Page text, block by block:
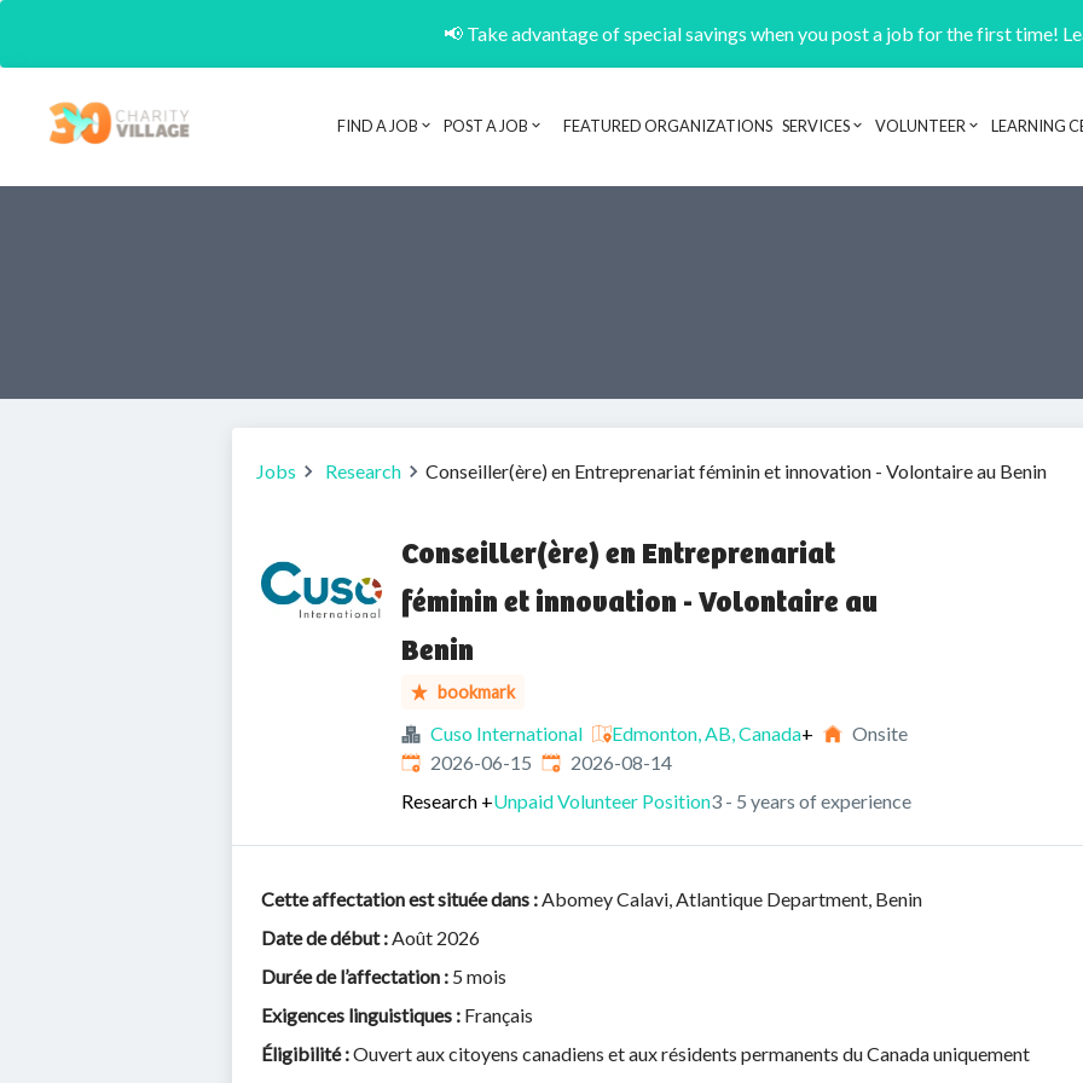
📢 Take advantage of special savings when you post a job for the first time!
Header navigation
FIND A JOB POST A JOB FEATURED ORGANIZATIONS SERVICES VOLUNTEER LEARNING
Jobs Research Conseiller(ère) en Entreprenariat féminin et innovation - Volontaire au Benin
Conseiller(ère) en Entreprenariat
féminin et innovation - Volontaire au
Benin
bookmark
Cuso International Edmonton, AB, Canada+
Onsite
Published:
2026-06-15 Expires:
2026-08-14
Research +Unpaid Volunteer Position3 - 5 years of experience
Cette affectation est située dans :Abomey Calavi, Atlantique Department, Benin
Date de début :Août 2026
Durée de l’affectation : 5 mois
Exigences linguistiques : Français
Éligibilité :Ouvert aux citoyens canadiens et aux résidents permanents du Canada uniquement